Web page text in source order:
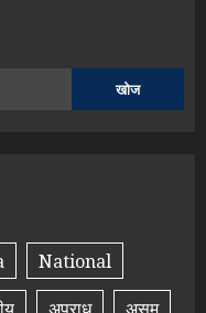
खोज
National